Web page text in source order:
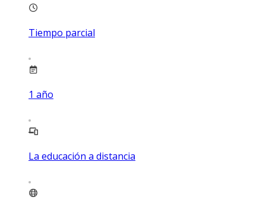
Tiempo parcial
1 año
La educación a distancia